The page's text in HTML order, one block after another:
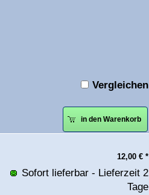
Vergleichen
in den Warenkorb
12,00 € *
Sofort lieferbar - Lieferzeit 2
Tage